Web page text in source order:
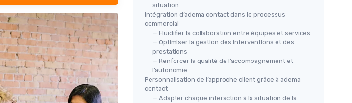
situation
Intégration d’adema contact dans le processus
commercial
— Fluidifier la collaboration entre équipes et services
— Optimiser la gestion des interventions et des
prestations
— Renforcer la qualité de l’accompagnement et
l’autonomie
Personnalisation de l’approche client grâce à adema
contact
— Adapter chaque interaction à la situation de la